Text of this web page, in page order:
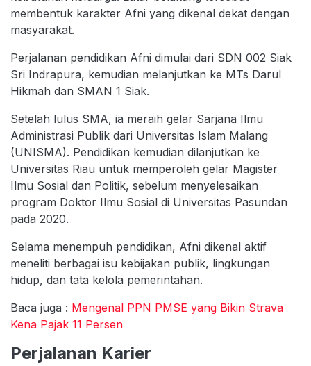
membentuk karakter Afni yang dikenal dekat dengan
masyarakat.
Perjalanan pendidikan Afni dimulai dari SDN 002 Siak
Sri Indrapura, kemudian melanjutkan ke MTs Darul
Hikmah dan SMAN 1 Siak.
Setelah lulus SMA, ia meraih gelar Sarjana Ilmu
Administrasi Publik dari Universitas Islam Malang
(UNISMA). Pendidikan kemudian dilanjutkan ke
Universitas Riau untuk memperoleh gelar Magister
Ilmu Sosial dan Politik, sebelum menyelesaikan
program Doktor Ilmu Sosial di Universitas Pasundan
pada 2020.
Selama menempuh pendidikan, Afni dikenal aktif
meneliti berbagai isu kebijakan publik, lingkungan
hidup, dan tata kelola pemerintahan.
Baca juga : Mengenal PPN PMSE yang Bikin Strava
Kena Pajak 11 Persen
Perjalanan Karier